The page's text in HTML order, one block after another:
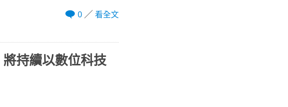
0
看全文
持續以數位科技